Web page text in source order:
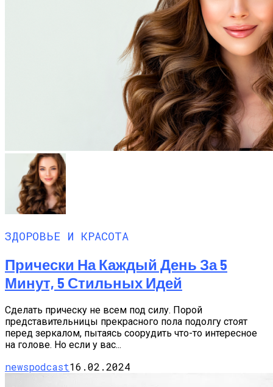
ЗДОРОВЬЕ И КРАСОТА
Прически На Каждый День За 5
Минут, 5 Стильных Идей
Сделать прическу не всем под силу. Порой
представительницы прекрасного пола подолгу стоят
перед зеркалом, пытаясь соорудить что-то интересное
на голове. Но если у вас...
newspodcast16.02.2024